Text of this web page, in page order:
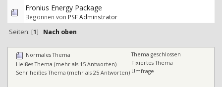
Fronius Energy Package
Begonnen von PSF Adminstrator
Seiten: [1] Nach oben
Normales Thema
Heißes Thema (mehr als 15 Antworten)
Sehr heißes Thema (mehr als 25 Antworten)
Thema geschlossen
Fixiertes Thema
Umfrage